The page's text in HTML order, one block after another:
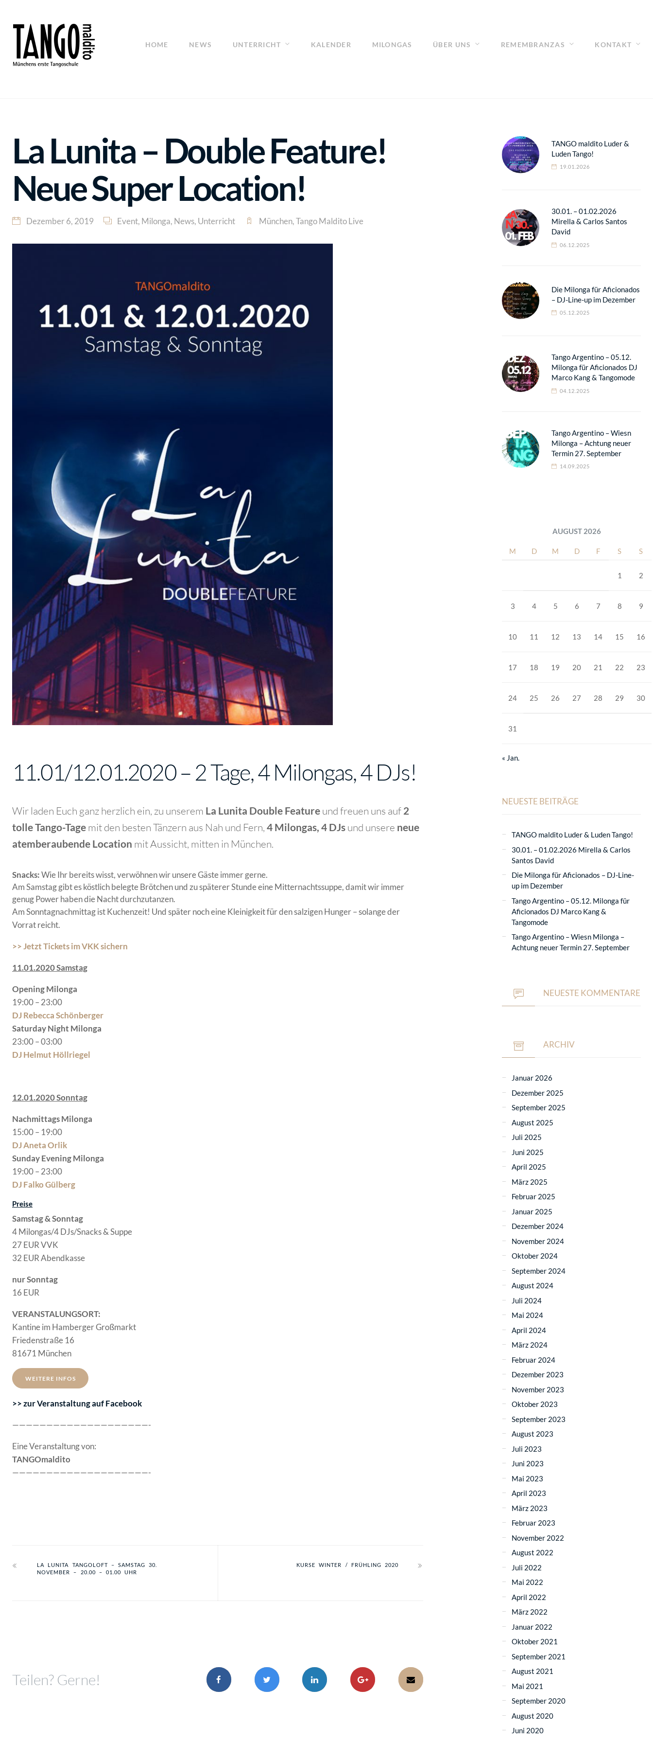
HOME NEWS UNTERRICHT KALENDER MILONGAS ÜBER UNS REMEMBRANZAS KONTAKT
La Lunita – Double Feature!
Neue Super Location!
Dezember 6, 2019 Event, Milonga, News, Unterricht München,Tango Maldito Live
11.01/12.01.2020 – 2 Tage, 4 Milongas, 4 DJs!
Wir laden Euch ganz herzlich ein, zu unserem La Lunita Double Featureund freuen uns auf2
tolle Tango-Tagemit den besten Tänzern aus Nah und Fern,4 Milongas, 4 DJsund unsere neue
atemberaubende Location mit Aussicht, mitten in München.
Snacks:Wie Ihr bereits wisst, verwöhnen wir unsere Gäste immer gerne.
Am Samstag gibt es köstlich belegte Brötchen und zu späterer Stunde eine Mitternachtssuppe, damit wir immer
genug Power haben die Nacht durchzutanzen.
Am Sonntagnachmittag ist Kuchenzeit! Und später noch eine Kleinigkeit für den salzigen Hunger – solange der
Vorrat reicht.
>> Jetzt Tickets im VKK sichern
11.01.2020 Samstag
Opening Milonga
19:00 – 23:00
DJ Rebecca Schönberger
Saturday Night Milonga
23:00 – 03:00
DJ Helmut Höllriegel
12.01.2020 Sonntag
Nachmittags Milonga
15:00 – 19:00
DJ Aneta Orlik
Sunday Evening Milonga
19:00 – 23:00
DJ Falko Gülberg
Preise
Samstag & Sonntag
4 Milongas/4 DJs/Snacks & Suppe
27 EUR VVK
32 EUR Abendkasse
nur Sonntag
16 EUR
VERANSTALUNGSORT:
Kantine im Hamberger Großmarkt
Friedenstraße 16
81671 München
WEITERE INFOS
>> zur Veranstaltung auf Facebook
————————————————————-
Eine Veranstaltung von:
TANGOmaldito
————————————————————-
LA LUNITA TANGOLOFT – SAMSTAG 30.
NOVEMBER – 20.00 – 01.00 UHR
KURSE WINTER / FRÜHLING 2020
Teilen? Gerne!
TANGO maldito Luder &
Luden Tango!
19.01.2026
30.01. – 01.02.2026
Mirella & Carlos Santos
David
06.12.2025
Die Milonga für Aficionados
– DJ-Line-up im Dezember
05.12.2025
Tango Argentino – 05.12.
Milonga für Aficionados DJ
Marco Kang & Tangomode
04.12.2025
Tango Argentino – Wiesn
Milonga – Achtung neuer
Termin 27. September
14.09.2025
AUGUST 2026
M D M D F S S
1 2
3 4 5 6 7 8 9
10 11 12 13 14 15 16
17 18 19 20 21 22 23
24 25 26 27 28 29 30
31
« Jan.
NEUESTE BEITRÄGE
TANGO maldito Luder & Luden Tango!
30.01. – 01.02.2026 Mirella & Carlos
Santos David
Die Milonga für Aficionados – DJ-Line-
up im Dezember
Tango Argentino – 05.12. Milonga für
Aficionados DJ Marco Kang &
Tangomode
Tango Argentino – Wiesn Milonga –
Achtung neuer Termin 27. September
NEUESTE KOMMENTARE
ARCHIV
Januar 2026
Dezember 2025
September 2025
August 2025
Juli 2025
Juni 2025
April 2025
März 2025
Februar 2025
Januar 2025
Dezember 2024
November 2024
Oktober 2024
September 2024
August 2024
Juli 2024
Mai 2024
April 2024
März 2024
Februar 2024
Dezember 2023
November 2023
Oktober 2023
September 2023
August 2023
Juli 2023
Juni 2023
Mai 2023
April 2023
März 2023
Februar 2023
November 2022
August 2022
Juli 2022
Mai 2022
April 2022
März 2022
Januar 2022
Oktober 2021
September 2021
August 2021
Mai 2021
September 2020
August 2020
Juni 2020